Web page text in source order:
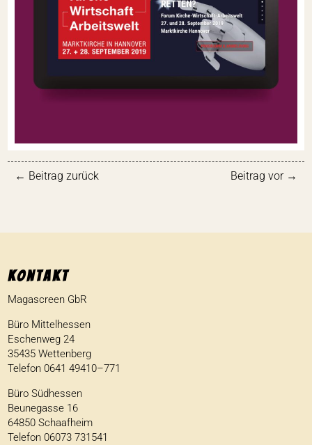
← Beitrag zurück Beitrag vor→
Kontakt
Maga­screen GbR
Büro Mittel­hessen
Eschenweg 24
35435 Wetten­berg
Telefon 0641 49410–771
Büro Südhessen
Beune­gasse 16
64850 Schaaf­heim
Telefon 06073 731541